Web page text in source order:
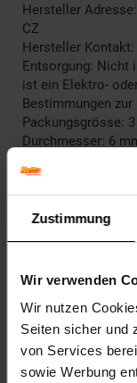
Zustimmung
Wir verwenden
Wir nutzen
Seiten sicher und
von Services
sowie Werbung
Hersteller
CZ
Hersteller
Entsorgung: Nicht
ist ein Elektro-
Bestimmungen zur
Packungsgrösse:
Durchmesser: 6
Artikel gehört zur